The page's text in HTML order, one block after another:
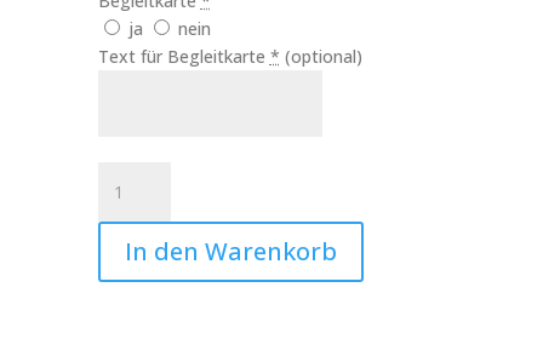
ja
nein
Text für Begleitkarte * (optional)
Tier
Herzen
Art.Nr.:10277
Menge
In den Warenkorb